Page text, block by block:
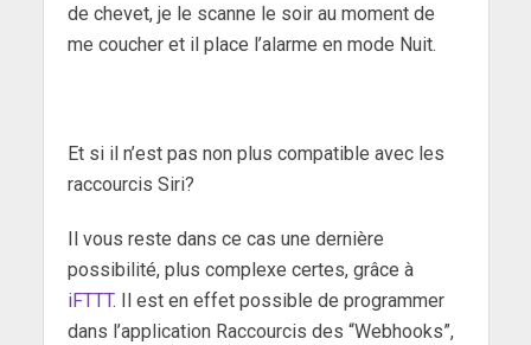
de chevet, je le scanne le soir au moment de
me coucher et il place l’alarme en mode Nuit.
Et si il n’est pas non plus compatible avec les
raccourcis Siri?
Il vous reste dans ce cas une dernière
possibilité, plus complexe certes, grâce à
iFTTT. Il est en effet possible de programmer
dans l’application Raccourcis des “Webhooks”,